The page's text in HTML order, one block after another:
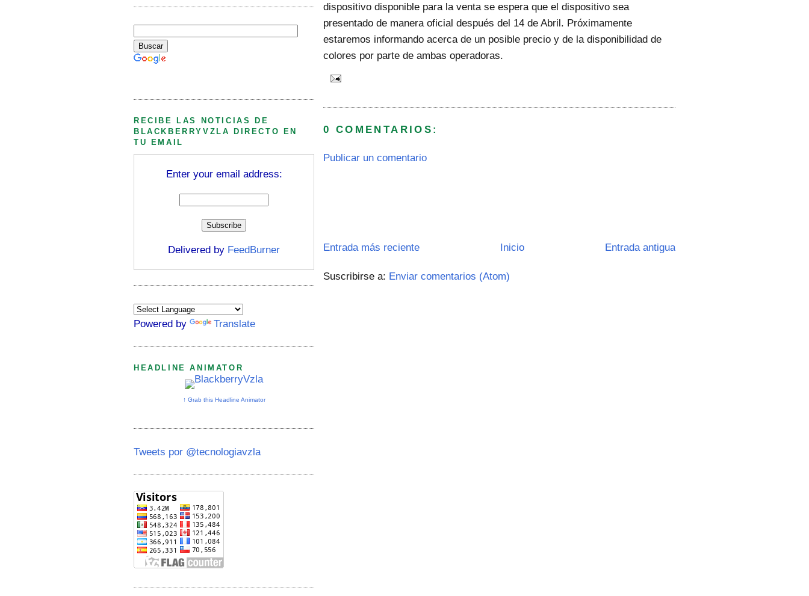
dispositivo disponible para la venta se espera que el dispositivo sea
presentado de manera oficial después del 14 de Abril. Próximamente
estaremos informando acerca de un posible precio y de la disponibilidad de
colores por parte de ambas operadoras.
0 COMENTARIOS:
Publicar un comentario
Entrada más reciente Entrada antigua
Inicio
Suscribirse a: Enviar comentarios (Atom)
RECIBE LAS NOTICIAS DE
BLACKBERRYVZLA DIRECTO EN
TU EMAIL
Enter your email address:
Delivered by FeedBurner
Powered by Translate
HEADLINE ANIMATOR
↑ Grab this Headline Animator
Tweets por @tecnologiavzla